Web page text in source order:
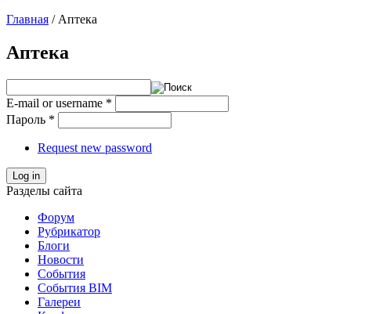
Главная / Аптека
Аптека
E-mail or username *
Пароль *
Request new password
Log in
Разделы сайта
Форум
Рубрикатор
Блоги
Новости
События
События BIM
Галереи